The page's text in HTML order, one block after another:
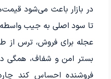
در بازار باعث می‌شود
تا سود اصلی به جیب
عجله برای فروش، ترس از
بستر امن و شفاف،
فروشنده احساس کند